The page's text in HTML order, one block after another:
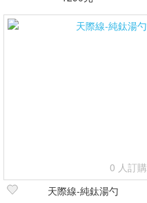
0 人訂購
天際線-純鈦湯勺